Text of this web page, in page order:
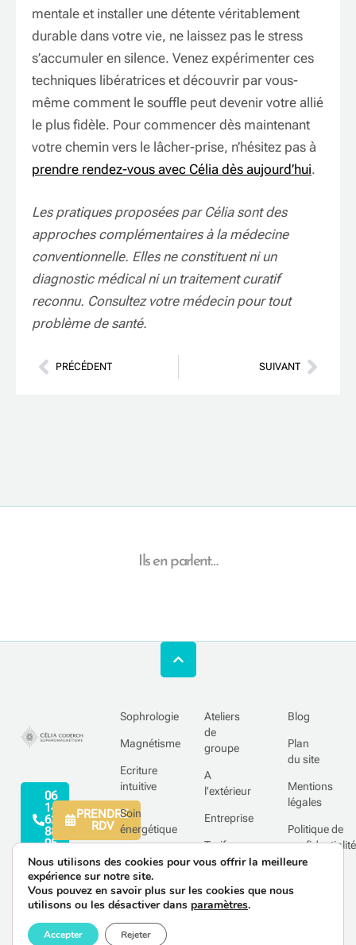
mentale et installer une détente véritablement
durable dans votre vie, ne laissez pas le stress
s’accumuler en silence. Venez expérimenter ces
techniques libératrices et découvrir par vous-
même comment le souffle peut devenir votre allié
le plus fidèle. Pour commencer dès maintenant
votre chemin vers le lâcher-prise, n’hésitez pas à
prendre rendez-vous avec Célia dès aujourd’hui.
Les pratiques proposées par Célia sont des
approches complémentaires à la médecine
conventionnelle. Elles ne constituent ni un
diagnostic médical ni un traitement curatif
reconnu. Consultez votre médecin pour tout
problème de santé.
PRÉCÉDENT SUIVANT
Ils en parlent…
06
14
62
88
95
PRENDRE
RDV
Sophrologie
Magnétisme
Ecriture
intuitive
Soin
énergétique
Ateliers
de
groupe
A
l’extérieur
Entreprise
Tarifs
Blog
Plan
du site
Mentions
légales
Politique de
confidentialité
Nous utilisons des cookies pour vous offrir la meilleure
expérience sur notre site.
Vous pouvez en savoir plus sur les cookies que nous
utilisons ou les désactiver dans paramètres.
Accepter Rejeter